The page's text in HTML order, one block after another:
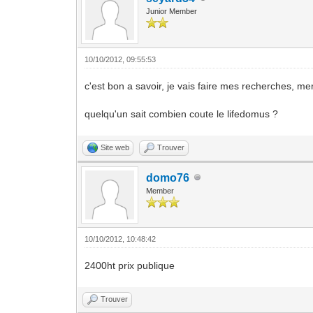
Junior Member
10/10/2012, 09:55:53
c'est bon a savoir, je vais faire mes recherches,
quelqu'un sait combien coute le lifedomus ?
Site web Trouver
domo76
Member
10/10/2012, 10:48:42
2400ht prix publique
Trouver